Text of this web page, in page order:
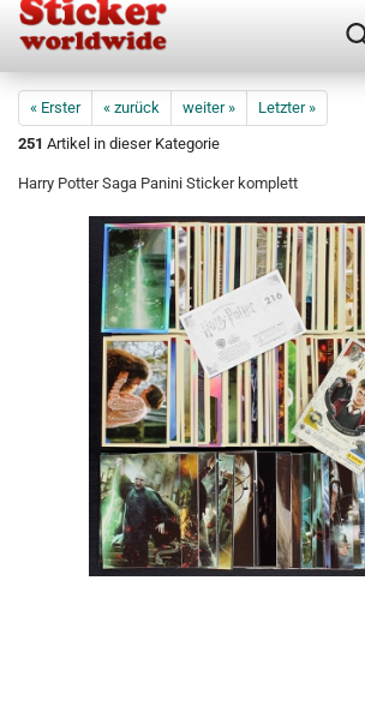
« Erster « zurück weiter »
Letzter »
251 Artikel in dieser Kategorie
Harry Potter Saga Panini Sticker komplett